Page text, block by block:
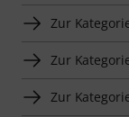
Zur
Zur
Zur